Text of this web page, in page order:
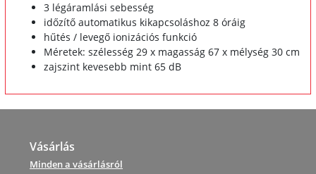
3 légáramlási sebesség
időzítő automatikus kikapcsoláshoz 8 óráig
hűtés / levegő ionizációs funkció
Méretek: szélesség 29 x magasság 67 x mélység 30 cm
zajszint kevesebb mint 65 dB
Vásárlás
Minden a vásárlásról